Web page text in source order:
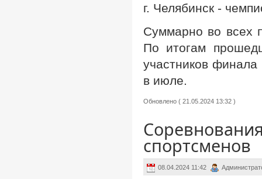
г. Челябинск -
Суммарно во всех
По итогам
участников
в июле.
Обновлено ( 21.05.2024 13:32 )
спортсменов
08.04.2024 11:42